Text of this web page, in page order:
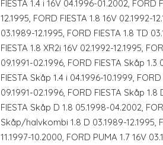
FIESTA 1.4 i 16V 04.1996-01.2002, FORD
12.1995, FORD FIESTA 1.8 16V 02.1992-
03.1989-12.1995, FORD FIESTA 1.8 TD
FIESTA 1.8 XR2i 16V 02.1992-12.1995,
09.1991-02.1996, FORD FIESTA Skåp
FIESTA Skåp 1.4 i 04.1996-10.1999,
09.1991-02.1996, FORD FIESTA Skåp
FIESTA Skåp D 1.8 05.1998-04.2002,
Skåp/halvkombi 1.8 D 03.1989-12.1995,
11.1997-10.2000, FORD PUMA 1.7 16V